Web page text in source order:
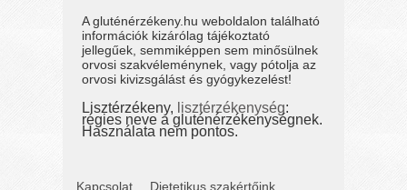
A gluténérzékeny.hu weboldalon található
információk kizárólag tájékoztató
jellegűek, semmiképpen sem minősülnek
orvosi szakvéleménynek, vagy pótolja az
orvosi kivizsgálást és gyógykezelést!
Lisztérzékeny, lisztérzékenység:
régies neve a gluténérzékenységnek.
Használata nem pontos.
Kapcsolat Dietetikus szakértőink